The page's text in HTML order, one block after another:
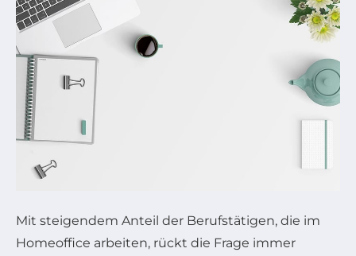
Mit steigendem Anteil der Berufstätigen, die im
Homeoffice arbeiten, rückt die Frage immer